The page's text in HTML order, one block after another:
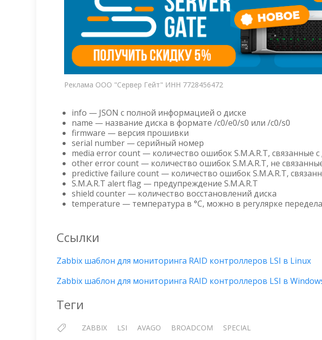
Реклама ООО "Сервер Гейт" ИНН 7728456472
info — JSON с полной информацией о диске
name — название диска в формате /c0/e0/s0 или /c0/s0
firmware — версия прошивки
serial number — серийный номер
media error count — количество ошибок S.M.A.R.T, связанные
other error count — количество ошибок S.M.A.R.T, не
predictive failure count — количество ошибок S.M.A.R.T,
S.M.A.R.T alert flag — предупреждение S.M.A.R.T
shield counter — количество восстановлений диска
temperature — температура в °C, можно в регулярке
Ссылки
Zabbix шаблон для мониторинга RAID контроллеров LSI в Linux
Zabbix шаблон для мониторинга RAID контроллеров LSI в
Теги
ZABBIX LSI AVAGO BROADCOM SPECIAL